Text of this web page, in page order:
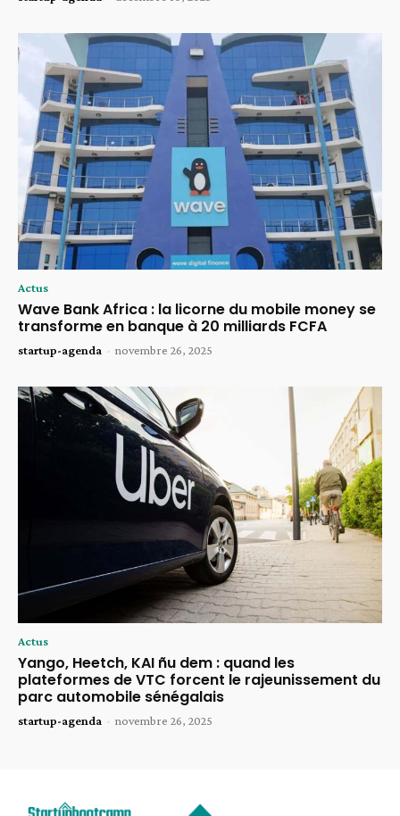
Actus
Wave Bank Africa : la licorne du mobile money se
transforme en banque à 20 milliards FCFA
startup-agenda - novembre 26, 2025
Actus
Yango, Heetch, KAI ñu dem : quand les
plateformes de VTC forcent le rajeunissement du
parc automobile sénégalais
startup-agenda - novembre 26, 2025